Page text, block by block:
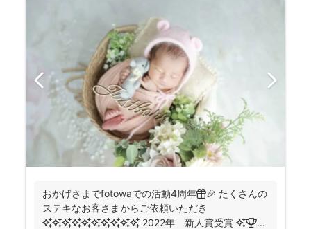
おかげさまでfotowaでの活動4周年🎁🎉 たくさんの
ステキなお客さまからご依頼いただき
✨✨✨✨✨✨✨✨✨✨ 2022年 新人賞受賞 ✨🏆 ...